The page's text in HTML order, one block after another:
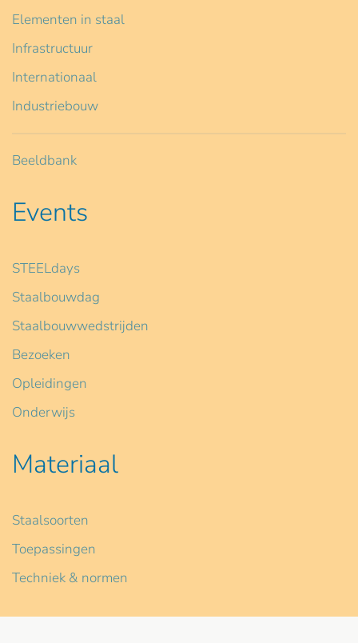
Elementen in staal
Infrastructuur
Internationaal
Industriebouw
Beeldbank
Events
STEELdays
Staalbouwdag
Staalbouwwedstrijden
Bezoeken
Opleidingen
Onderwijs
Materiaal
Staalsoorten
Toepassingen
Techniek & normen